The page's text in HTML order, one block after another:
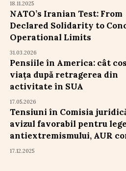
18.11.2025
NATO’s Iranian Test: From
Declared Solidarity to
Operational Limits
31.03.2026
Pensiile în America: cât
viața după retragerea din
activitate în SUA
17.05.2026
Tensiuni în Comisia
avizul favorabil pentru
antiextremismului, AUR
17.12.2025